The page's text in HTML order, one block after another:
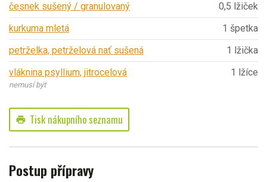
česnek sušený / granulovaný
0,5 lžiček
kurkuma mletá
1 špetka
petrželka, petrželová nať sušená
1 lžička
vláknina psyllium, jitrocelová
nemusí být
1 lžíce
print Tisk nákupního seznamu
Postup přípravy